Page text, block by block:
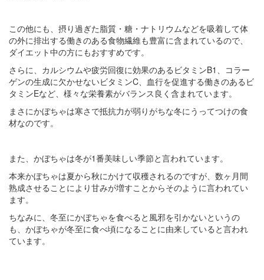
この他にも、摂り過ぎた脂質・糖・ナトリウムなどを吸着して体
の外に排出する働きのある食物繊維も豊富に含まれているので、
ダイエット中の方にもおすすめです。
さらに、カルシウムや疲労回復に効果のあるビタミンB1、コラー
ゲンの生成に欠かせないビタミンC、血行を促進する働きのあるビ
タミンEなど、様々な栄養素がバランス良く含まれています。
まさにかぼちゃは寒さで抵抗力が弱りがちな冬にうってつけの食
材なのです。
また、かぼちゃは冬が1番美味しい季節と言われています。
本来かぼちゃは夏から秋にかけて収穫されるのですが、数ヶ月間
熟成させることにより甘みが増すことからそのように言われてい
ます。
ちなみに、冬至にかぼちゃを食べると風邪を引かないというの
も、かぼちゃが冬至に食べ頃になることに由来していると言われ
ています。